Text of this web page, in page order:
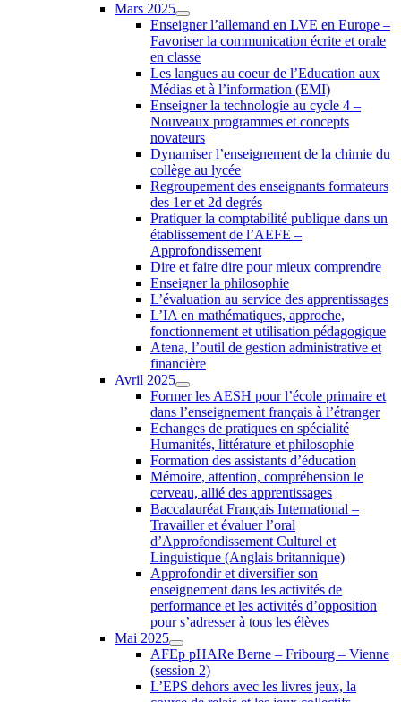
Mars 2025
Enseigner l’allemand en LVE en Europe –
Favoriser la communication écrite et orale
en classe
Les langues au coeur de l’Education aux
Médias et à l’information (EMI)
Enseigner la technologie au cycle 4 –
Nouveaux programmes et concepts
novateurs
Dynamiser l’enseignement de la chimie du
collège au lycée
Regroupement des enseignants formateurs
des 1er et 2d degrés
Pratiquer la comptabilité publique dans un
établissement de l’AEFE –
Approfondissement
Dire et faire dire pour mieux comprendre
Enseigner la philosophie
L’évaluation au service des apprentissages
L’IA en mathématiques, approche,
fonctionnement et utilisation pédagogique
Atena, l’outil de gestion administrative et
financière
Avril 2025
Former les AESH pour l’école primaire et
dans l’enseignement français à l’étranger
Echanges de pratiques en spécialité
Humanités, littérature et philosophie
Formation des assistants d’éducation
Mémoire, attention, compréhension le
cerveau, allié des apprentissages
Baccalauréat Français International –
Travailler et évaluer l’oral
d’Approfondissement Culturel et
Linguistique (Anglais britannique)
Approfondir et diversifier son
enseignement dans les activités de
performance et les activités d’opposition
pour s’adresser à tous les élèves
Mai 2025
AFEp pHARe Berne – Fribourg – Vienne
(session 2)
L’EPS dehors avec les livres jeux, la